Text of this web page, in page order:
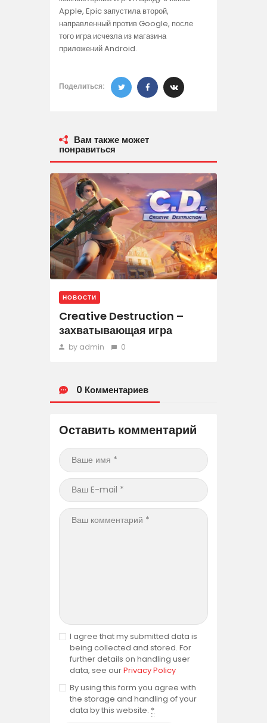
Apple, Epic запустила второй,
направленный против Google, после
того игра исчезла из магазина
приложений Android.
Поделиться:
Вам также может
понравиться
НОВОСТИ
Creative Destruction –
захватывающая игра
by admin 0
0 Комментариев
Оставить комментарий
I agree that my submitted data is
being collected and stored. For
further details on handling user
data, see ourPrivacy Policy
By using this form you agree with
the storage and handling of your
data by this website. *